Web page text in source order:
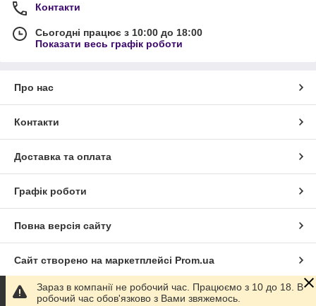
Контакти
Сьогодні працює з 10:00 до 18:00
Показати весь графік роботи
Про нас
Контакти
Доставка та оплата
Графік роботи
Повна версія сайту
Сайт створено на маркетплейсі Prom.ua
Політика конфіденційності
Зараз в компанії не робочий час. Працюємо з 10 до 18. В
робочий час обов'язково з Вами звяжемось.